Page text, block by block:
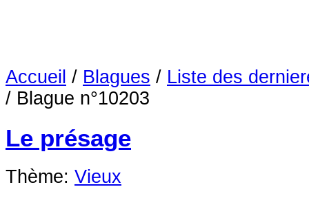
Accueil / Blagues / Liste des
/ Blague n°10203
Le présage
Thème: Vieux